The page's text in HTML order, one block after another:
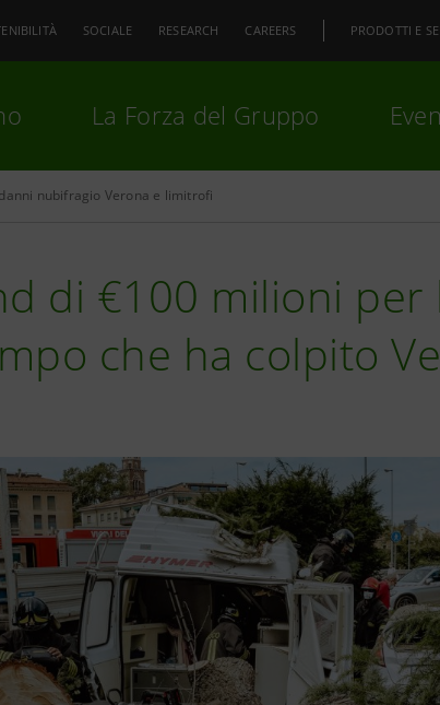
SOCIALE RESEARCH CAREERS PRODOTTI E
La Forza del Gruppo
nubifragio Verona e limitrofi
di €100 milioni per
che ha colpito